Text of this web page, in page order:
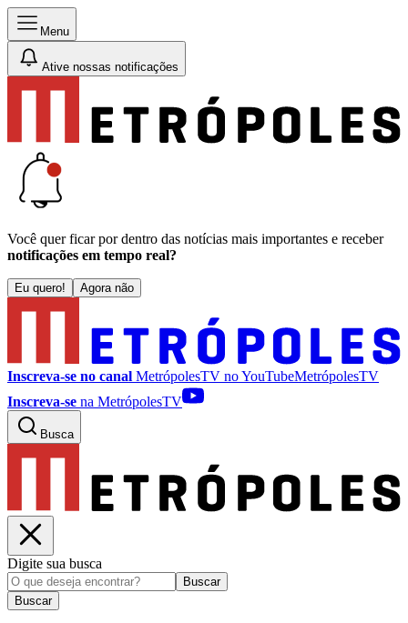
Menu
Ative nossas notificações
Você quer ficar por dentro das notícias mais importantes e receber
notificações em tempo real?
Eu quero! Agora não
Inscreva-se no canal MetrópolesTV noYouTubeMetrópolesTV
Inscreva-se na MetrópolesTV
Busca
Digite sua busca
Buscar
Buscar